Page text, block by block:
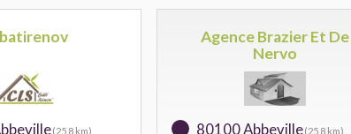
(25.8 km)
Agence Brazier Et De
Nervo
80100 Abbeville(25.8 km)